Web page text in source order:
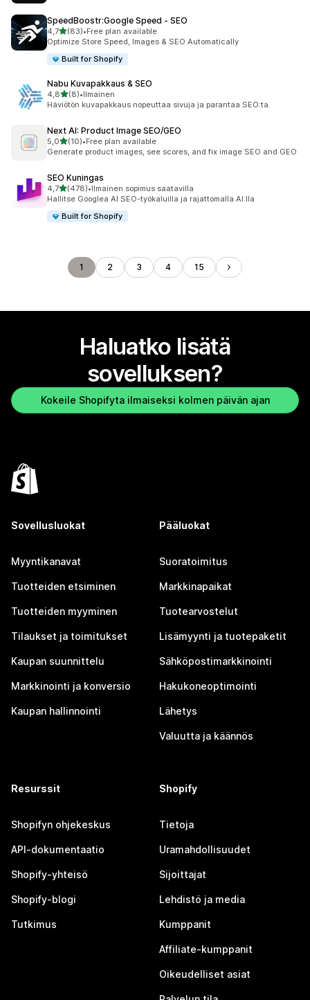
SpeedBoostr:Google Speed ‑ SEO
4,7/ 5 tähteä
(83)
83 arvostelua yhteensä
•Free plan available
Optimize Store Speed, Images & SEO Automatically
Built for Shopify
Nabu Kuvapakkaus & SEO
4,8/ 5 tähteä
(8)
8 arvostelua yhteensä
•Ilmainen
Häviötön kuvapakkaus nopeuttaa sivuja ja parantaa SEO:ta.
Next AI: Product Image SEO/GEO
5,0/ 5 tähteä
(10)
10 arvostelua yhteensä
•Free plan available
Generate product images, see scores, and fix image SEO and GEO
SEO Kuningas
4,7/ 5 tähteä
(478)
478 arvostelua yhteensä
•Ilmainen sopimus saatavilla
Hallitse Googlea AI SEO-työkaluilla ja rajattomalla AI:lla
Built for Shopify
1 2 3 4 15
Haluatko lisätä
sovelluksen?
Kokeile Shopifyta ilmaiseksi kolmen päivän ajan
Sovellusluokat
Myyntikanavat
Tuotteiden etsiminen
Tuotteiden myyminen
Tilaukset ja toimitukset
Kaupan suunnittelu
Markkinointi ja konversio
Kaupan hallinnointi
Pääluokat
Suoratoimitus
Markkinapaikat
Tuotearvostelut
Lisämyynti ja tuotepaketit
Sähköpostimarkkinointi
Hakukoneoptimointi
Lähetys
Valuutta ja käännös
Resurssit
Shopifyn ohjekeskus
API-dokumentaatio
Shopify-yhteisö
Shopify-blogi
Tutkimus
Shopify
Tietoja
Uramahdollisuudet
Sijoittajat
Lehdistö ja media
Kumppanit
Affiliate-kumppanit
Oikeudelliset asiat